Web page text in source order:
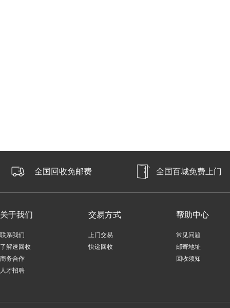
全国回收免邮费 全国百城免费上门
关于我们
联系我们
了解速回收
商务合作
人才招聘
交易方式
上门交易
快递回收
帮助中心
常见问题
邮寄地址
回收须知